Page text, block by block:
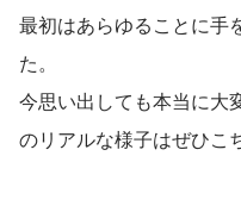
最初はあらゆることに手
た。
今思い出しても本当に大
のリアルな様子はぜひこ